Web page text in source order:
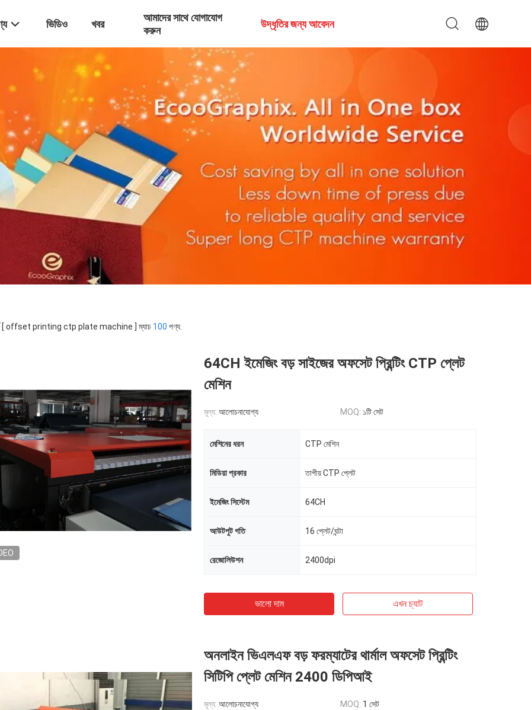
ভিডিও খবর
আমাদের সাথে যোগাযোগ
করুন
উদ্ধৃতির জন্য আবেদন
[ offset printing ctp plate machine ] ম্যাচ 100 পণ্য.
64CH ইমেজিং বড় সাইজের অফসেট প্রিন্টিং CTP প্লেট
মেশিন
মূল্য: আলোচনাযোগ্য MOQ: ১টি সেট
মেশিনের ধরন CTP মেশিন
মিডিয়া প্রকার তাপীয় CTP প্লেট
ইমেজিং সিস্টেম 64CH
আউটপুট গতি 16 প্লেট/ঘন্টা
রেজোলিউশন 2400dpi
ভালো দাম এখন চ্যাট
অনলাইন ভিএলএফ বড় ফরম্যাটের থার্মাল অফসেট প্রিন্টিং
সিটিপি প্লেট মেশিন 2400 ডিপিআই
মূল্য: আলোচনাযোগ্য MOQ: 1 সেট